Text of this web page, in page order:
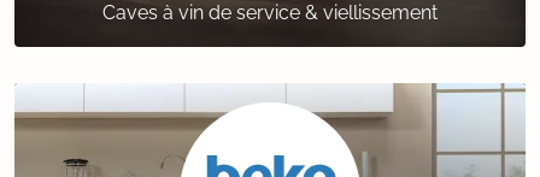
Caves à vin de service & viellissement